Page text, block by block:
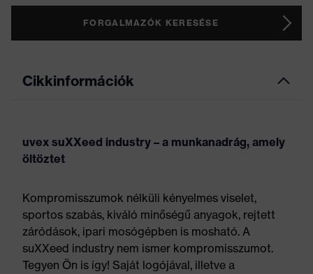
FORGALMAZÓK KERESÉSE
Cikkinformációk
uvex suXXeed industry – a munkanadrág, amely
öltöztet
Kompromisszumok nélküli kényelmes viselet,
sportos szabás, kiváló minőségű anyagok, rejtett
záródások, ipari mosógépben is mosható. A
suXXeed industry nem ismer kompromisszumot.
Tegyen Ön is így! Saját logójával, illetve a